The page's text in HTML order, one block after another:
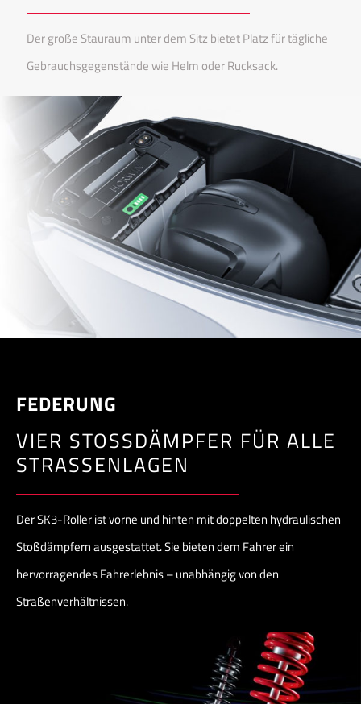
Der große Stauraum unter dem Sitz bietet Platz für tägliche
Gebrauchsgegenstände wie Helm oder Rucksack.
FEDERUNG
VIER STOSSDÄMPFER FÜR ALLE
STRASSENLAGEN
Der SK3-Roller ist vorne und hinten mit doppelten hydraulischen
Stoßdämpfern ausgestattet. Sie bieten dem Fahrer ein
hervorragendes Fahrerlebnis – unabhängig von den
Straßenverhältnissen.